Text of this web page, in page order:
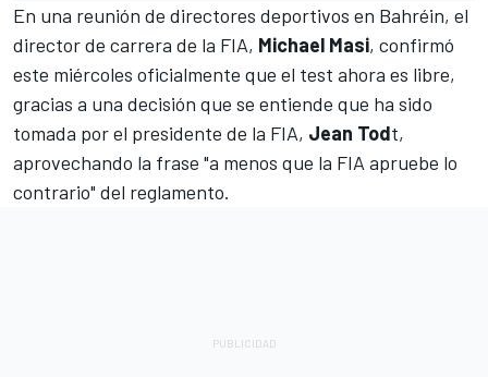
En una reunión de directores deportivos en Bahréin, el
director de carrera de la FIA, Michael Masi, confirmó
este miércoles oficialmente que el test ahora es libre,
gracias a una decisión que se entiende que ha sido
tomada por el presidente de la FIA, Jean Todt,
aprovechando la frase "a menos que la FIA apruebe lo
contrario" del reglamento.